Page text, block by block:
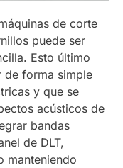
de corte
puede ser
Esto último
de forma simple
y que se
acústicos de
bandas
de DLT,
manteniendo